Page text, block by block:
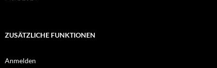
ZUSÄTZLICHE FUNKTIONEN
Anmelden